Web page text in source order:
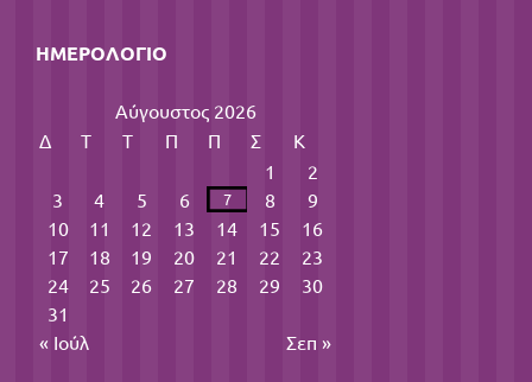
ΗΜΕΡΟΛΌΓΙΟ
Αύγουστος 2026
Δ
Τ Τ Π Π Σ
Κ
1
2
3
4 5 6 7 8
9
10
11 12 13 14 15
16
17
18 19 20 21 22
23
24
25 26 27 28 29
30
31
« Ιούλ
Σεπ »